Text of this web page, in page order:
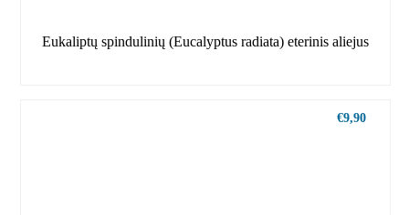
Eukaliptų spindulinių (Eucalyptus radiata) eterinis aliejus
€9,90